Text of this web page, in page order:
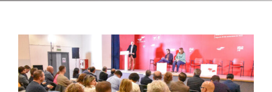
Ver
más
grande